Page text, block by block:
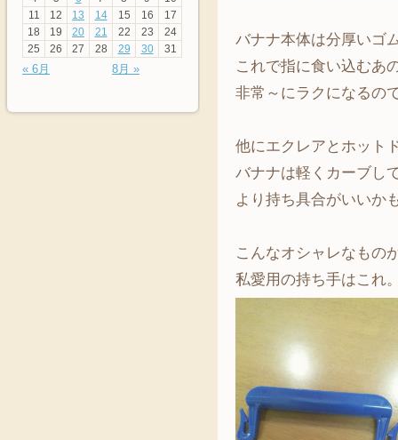
« 6月 8月 »
11
12 13 14 15 16
17
18
19 20 21 22 23
24
25
26 27 28 29 30 31
バナナ本体は分厚いゴ
これで指に食い込むあ
非常～にラクになるの
他にエクレアとホット
バナナは軽くカーブし
より持ち具合がいいか
こんなオシャレなもの
私愛用の持ち手はこれ